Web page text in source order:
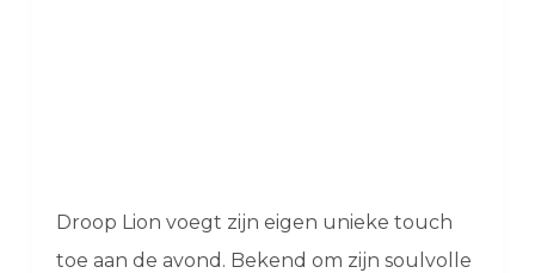
Droop Lion voegt zijn eigen unieke touch
toe aan de avond. Bekend om zijn soulvolle